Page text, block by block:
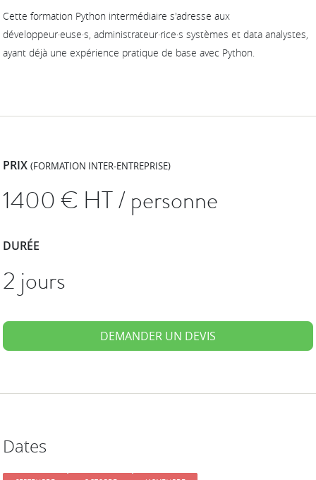
Cette formation Python intermédiaire s'adresse aux
développeur·euse·s, administrateur·rice·s systèmes et data analystes,
ayant déjà une expérience pratique de base avec Python.
PRIX(FORMATION INTER-ENTREPRISE)
1400€ HT / personne
DURÉE
2 jours
DEMANDER UN DEVIS
Dates